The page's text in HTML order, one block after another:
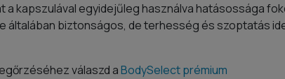
kapszulával egyidejűleg használva hatásossága
biztonságos, de terhesség és szoptatás
válaszd aBodySelect prémium